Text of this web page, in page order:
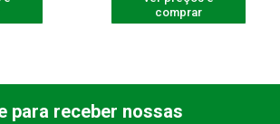
comprar
para receber nossas